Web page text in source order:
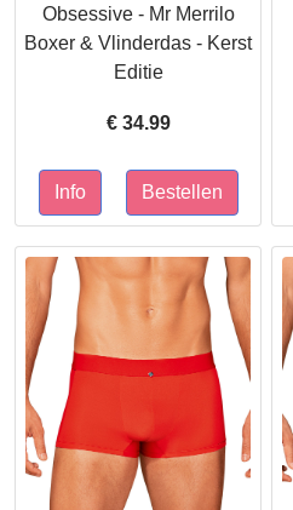
Obsessive - Mr Merrilo
Boxer & Vlinderdas - Kerst
Editie
€ 34.99